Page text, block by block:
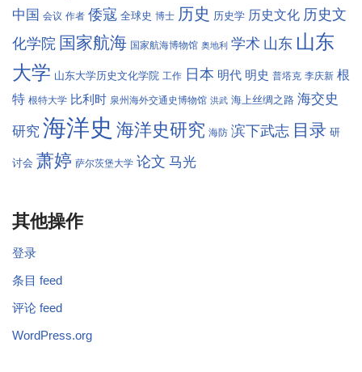
中国 会议 作者 倭寇 全球史 博士 历史 历史学 历史文化 历史文
化学院 国家航海 国家航海博物馆 奥地利 学术 山东 山东
大学 山东大学历史文化学院 工作 日本 明代 明史 普塔克 李庆新 根
特 根特大学 比利时 泉州海外交通史博物馆 洪武 海上丝绸之路 海交史
研究 海洋史 海洋史研究 海防 滨下武志 目录 研
讨会 萧婷 萨尔茨堡大学 论文 马光
其他操作
登录
条目 feed
评论 feed
WordPress.org